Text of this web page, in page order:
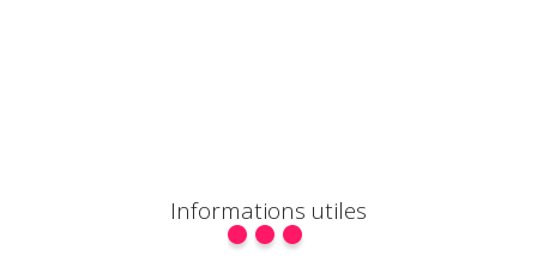
Informations utiles